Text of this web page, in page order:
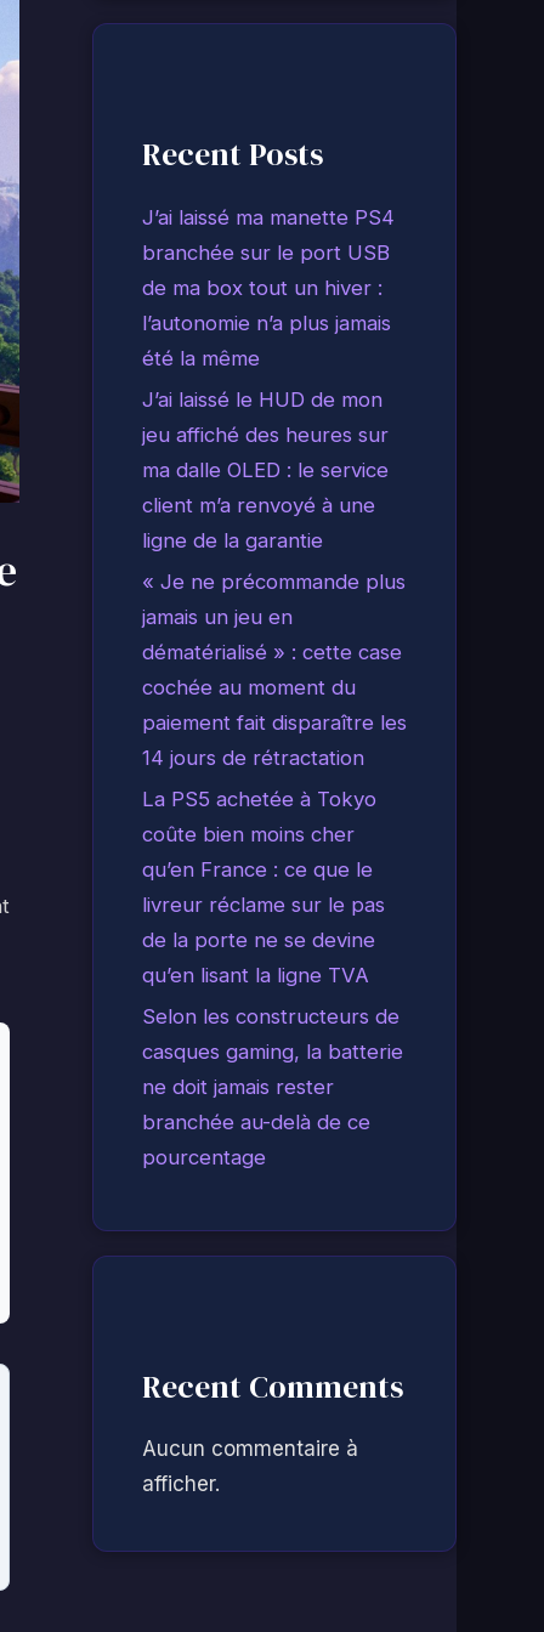
Recent Posts
J’ai laissé ma manette PS4
branchée sur le port USB
de ma box tout un hiver :
l’autonomie n’a plus jamais
été la même
J’ai laissé le HUD de mon
jeu affiché des heures sur
ma dalle OLED : le service
client m’a renvoyé à une
ligne de la garantie
« Je ne précommande plus
jamais un jeu en
dématérialisé » : cette case
cochée au moment du
paiement fait disparaître les
14 jours de rétractation
La PS5 achetée à Tokyo
coûte bien moins cher
qu’en France : ce que le
livreur réclame sur le pas
de la porte ne se devine
qu’en lisant la ligne TVA
Selon les constructeurs de
casques gaming, la batterie
ne doit jamais rester
branchée au-delà de ce
pourcentage
Recent Comments
Aucun commentaire à
afficher.